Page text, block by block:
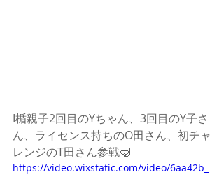
I楯親子2回目のYちゃん、3回目のY子さ
ん、ライセンス持ちのO田さん、初チャ
レンジのT田さん参戦🤿
https://video.wixstatic.com/video/6aa42b_